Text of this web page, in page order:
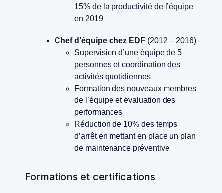
15% de la productivité de l’équipe
en 2019
Chef d’équipe chez EDF (2012 – 2016)
Supervision d’une équipe de 5
personnes et coordination des
activités quotidiennes
Formation des nouveaux membres
de l’équipe et évaluation des
performances
Réduction de 10% des temps
d’arrêt en mettant en place un plan
de maintenance préventive
Formations et certifications